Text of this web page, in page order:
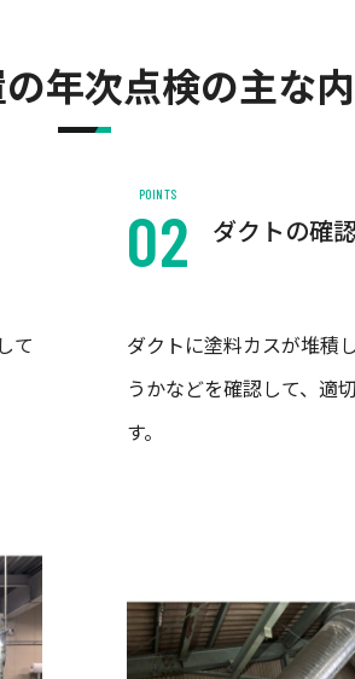
年次点検の主な
て
POINTS
ダクトの確
ダクトに塗料カスが堆積
うかなどを確認して、適
す。